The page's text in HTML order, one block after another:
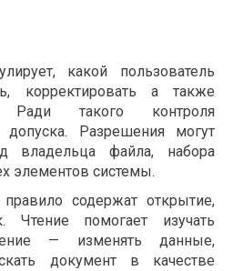
какой пользователь
корректировать а также
Ради такого контроля
допуска. Разрешения могут
владельца файла, набора
элементов системы.
содержат открытие,
Чтение помогает изучать
— изменять данные,
документ в качестве